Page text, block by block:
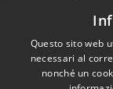
Questo sito web
necessari al
nonché un